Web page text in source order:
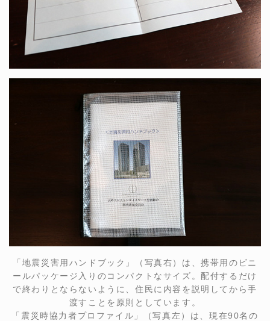
「地震災害用ハンドブック」（写真右）は、携帯用のビニ
ールパッケージ入りのコンパクトなサイズ。配付するだけ
で終わりとならないように、住民に内容を説明してから手
渡すことを原則としています。
「震災時協力者プロファイル」（写真左）は、現在90名の